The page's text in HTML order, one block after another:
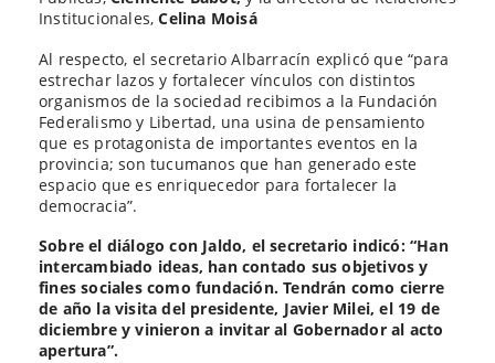
Institucionales,Celina Moisá
Al respecto, el secretario Albarracín explicó que “para
estrechar lazos y fortalecer vínculos con distintos
organismos de la sociedad recibimos a la Fundación
Federalismo y Libertad, una usina de pensamiento
que es protagonista de importantes eventos en la
provincia; son tucumanos que han generado este
espacio que es enriquecedor para fortalecer la
democracia”.
Sobre el diálogo con Jaldo, el secretario indicó: “Han
intercambiado ideas, han contado sus objetivos y
fines sociales como fundación. Tendrán como cierre
de año la visita del presidente, Javier Milei, el 19 de
diciembre y vinieron a invitar al Gobernador al acto
apertura”.